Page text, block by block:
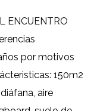
ENCUENTRO
por motivos
150m2
aire